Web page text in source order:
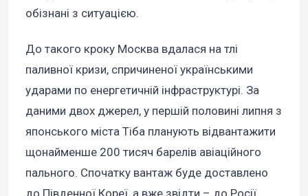
обізнані з ситуацією.
До такого кроку Москва вдалася на тлі
паливної кризи, спричиненої українськими
ударами по енергетичній інфраструктурі. За
даними двох джерел, у першій половині липня з
японського міста Тіба планують відвантажити
щонайменше 200 тисяч барелів авіаційного
пального. Спочатку вантаж буде доставлено